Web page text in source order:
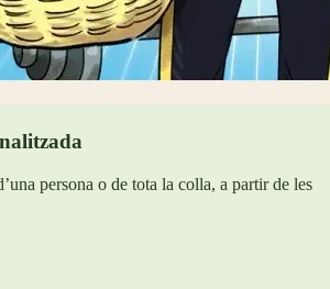
persona o de tota la colla, a partir de les